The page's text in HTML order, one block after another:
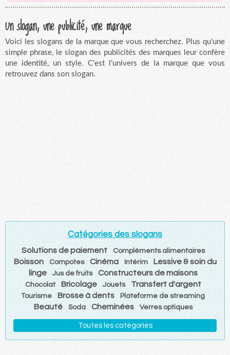
Un slogan, une publicité, une marque
Voici les slogans de la marque que vous recherchez. Plus qu'une
simple phrase, le slogan des publicités des marques leur confère
une identité, un style. C'est l'univers de la marque que vous
retrouvez dans son slogan.
Catégories des slogans
Solutions de paiement Compléments alimentaires
Boisson Compotes Cinéma Intérim
Lessive & soin du
linge
Jus de fruits Constructeurs de maisons
Chocolat Bricolage Jouets Transfert d'argent
Tourisme Brosse à dents Plateforme de streaming
Beauté Soda Cheminées Verres optiques
Toutes les catégories